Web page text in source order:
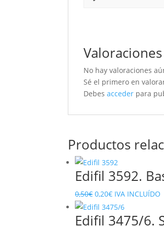
Valoraciones
No hay valoraciones
Sé el primero en
Debesacceder para
Productos
Edifil 3592.
0,50€El
precio
original
0,20€El
precio
actual
IVA INCLUÍDO
Edifil 3475/6.